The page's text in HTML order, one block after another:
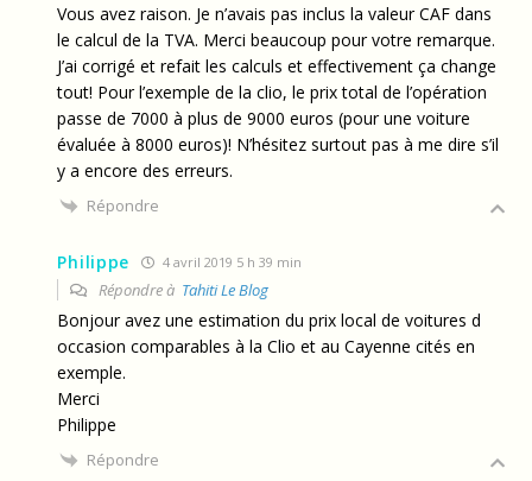
Vous avez raison. Je n’avais pas inclus la valeur CAF dans
le calcul de la TVA. Merci beaucoup pour votre remarque.
J’ai corrigé et refait les calculs et effectivement ça change
tout! Pour l’exemple de la clio, le prix total de l’opération
passe de 7000 à plus de 9000 euros (pour une voiture
évaluée à 8000 euros)! N’hésitez surtout pas à me dire s’il
y a encore des erreurs.
Répondre
Philippe 4 avril 2019 5 h 39 min
Répondre à Tahiti Le Blog
Bonjour avez une estimation du prix local de voitures d
occasion comparables à la Clio et au Cayenne cités en
exemple.
Merci
Philippe
Répondre